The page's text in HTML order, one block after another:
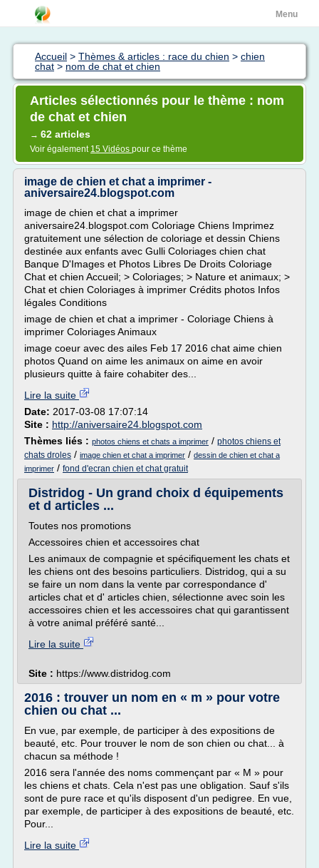
Menu
Accueil > Thèmes & articles : race du chien > chien
chat > nom de chat et chien
Articles sélectionnés pour le thème : nom
de chat et chien
→ 62 articles
Voir également 15 Vidéos pour ce thème
image de chien et chat a imprimer -
aniversaire24.blogspot.com
image de chien et chat a imprimer
aniversaire24.blogspot.com Coloriage Chiens Imprimez
gratuitement une sélection de coloriage et dessin Chiens
destinée aux enfants avec Gulli Coloriages chien chat
Banque D'Images et Photos Libres De Droits Coloriage
Chat et chien Accueil; > Coloriages; > Nature et animaux; >
Chat et chien Coloriages à imprimer Crédits photos Infos
légales Conditions
image de chien et chat a imprimer - Coloriage Chiens à
imprimer Coloriages Animaux
image coeur avec des ailes Feb 17 2016 chat aime chien
photos Quand on aime les animaux on aime en avoir
plusieurs quitte à faire cohabiter des...
Lire la suite
Date: 2017-03-08 17:07:14
Site : http://aniversaire24.blogspot.com
Thèmes liés : photos chiens et chats a imprimer / photos chiens et
chats droles / image chien et chat a imprimer / dessin de chien et chat a
imprimer / fond d'ecran chien et chat gratuit
Distridog - Un grand choix d équipements
et d articles ...
Toutes nos promotions
Accessoires chien et accessoires chat
Les animaux de compagnie et spécifiquement les chats et
les chiens ont des besoins particuliers. Distridog, qui a su
se faire un nom dans la vente par correspondance d'
articles chat et d' articles chien, sélectionne avec soin les
accessoires chien et les accessoires chat qui garantissent
à votre animal préféré santé...
Lire la suite
Site : https://www.distridog.com
2016 : trouver un nom en « m » pour votre
chien ou chat ...
En vue, par exemple, de participer à des expositions de
beauté, etc. Pour trouver le nom de son chien ou chat... à
chacun sa méthode !
2016 sera l'année des noms commençant par « M » pour
les chiens et chats. Cela n'est pas une obligation. Sauf s'ils
sont de pure race et qu'ils disposent d'un pedigree. En vue,
par exemple, de participer à des expositions de beauté, etc.
Pour...
Lire la suite